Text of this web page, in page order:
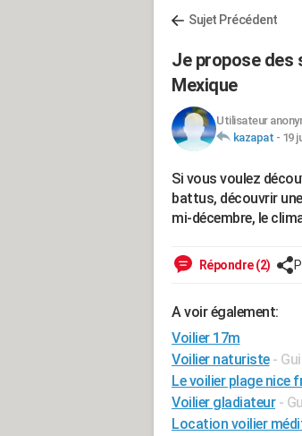
Sujet Précédent
Je propose des
Mexique
Utilisateur
kazapat - 19
Si vous voulez
battus, découvrir
mi-décembre, le
Répondre (2)
A voir également:
Voilier 17m
Voilier naturiste -
Le voilier plage nice
Voilier gladiateur -
Location voilier